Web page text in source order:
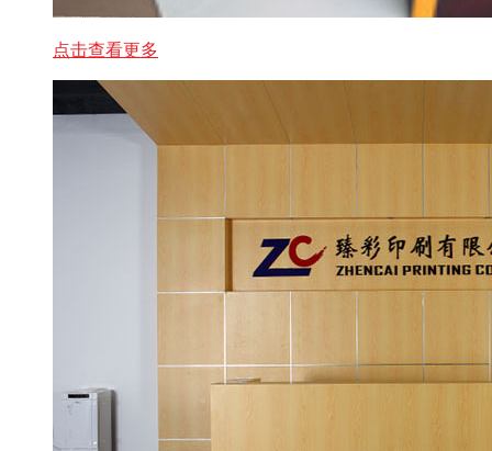
点击查看更多